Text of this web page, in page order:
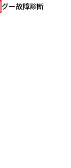
グー故障診断